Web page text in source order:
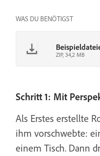
WAS DU BENÖTIGST
ZIP, 34,2 MB
Schritt 1: Mit
Als Erstes erstellte
ihm vorschwebte:
einem Tisch. Dann